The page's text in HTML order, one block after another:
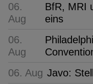
06.
Aug
BfR, MRI
eins
06.
Aug
06. Aug Javo: